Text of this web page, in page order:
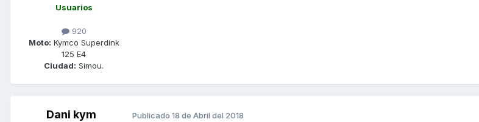
Usuarios
920
Moto: Kymco Superdink
125 E4
Ciudad: Simou.
Dani kym Publicado 18 de Abril del 2018